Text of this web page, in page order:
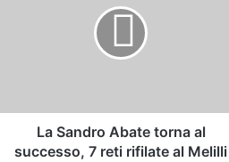
La Sandro Abate torna al
successo, 7 reti rifilate al Melilli